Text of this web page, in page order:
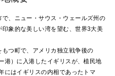
、ニュー・サウス・ウェールズ州の
象的な美しい湾を望む、世界3大美
つ町で、アメリカ独立戦争後の
港）に入港したイギリスが、植民地
にはイギリスの内相であったトマ